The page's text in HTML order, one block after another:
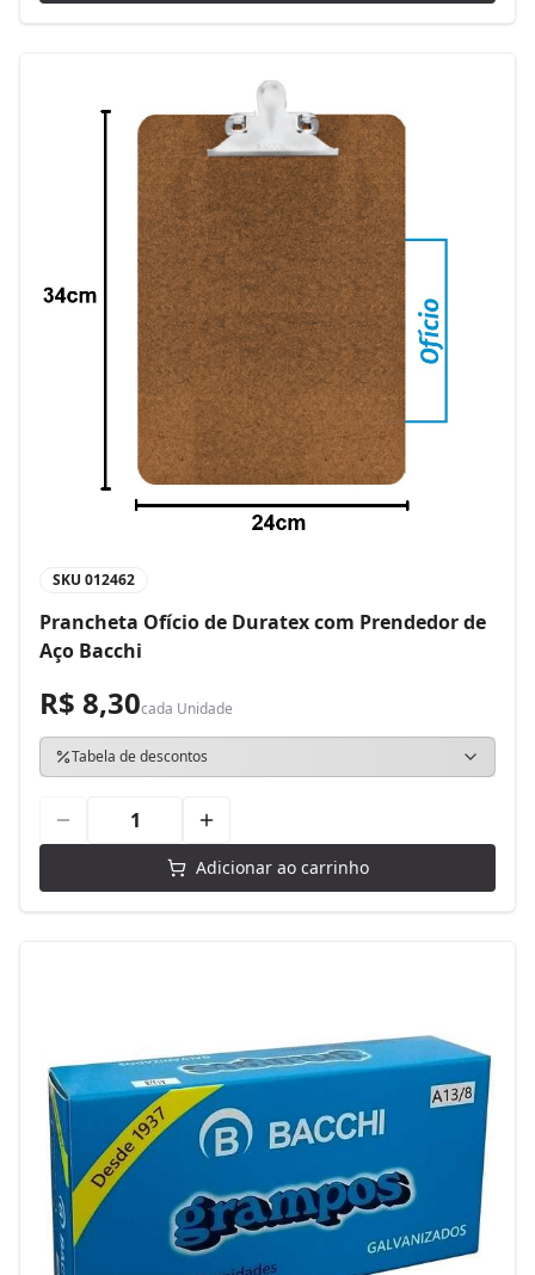
SKU 012462
Prancheta Ofício de Duratex com Prendedor de
Aço Bacchi
R$ 8,30cada Unidade
Tabela de descontos
Adicionar ao carrinho